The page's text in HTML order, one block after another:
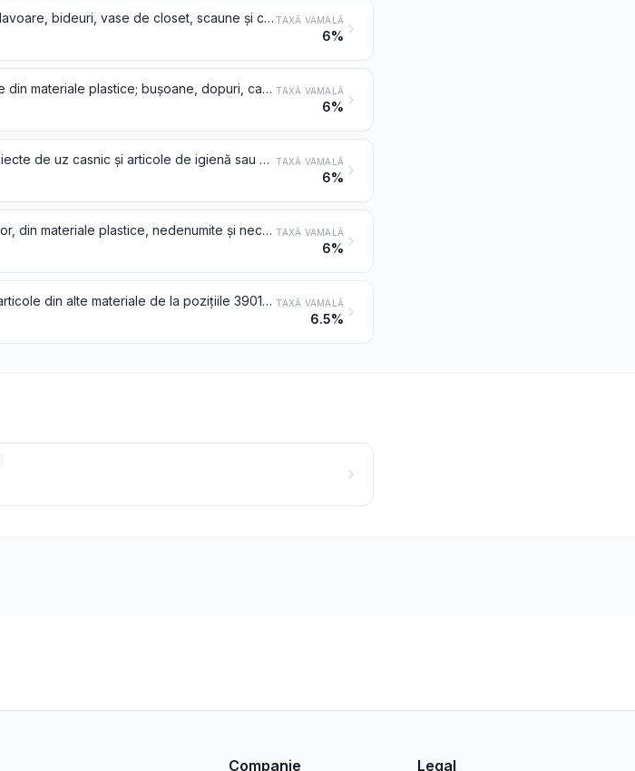
Căzi de baie, căzi de duș, chiuvete, lavoare, bideuri, vase de closet, scaune și capace pentru closete, rezervoare de apă și articole similare pentru utilizări sanitare sau igienice, din materiale plastice TAXĂ VAMALĂ
6%
Articole de transport sau de ambalare din materiale plastice; bușoane, dopuri, capace, capsule și alte dispozitive de închidere, din materiale plastice TAXĂ VAMALĂ
6%
Veselă, alte articole de menaj sau obiecte de uz casnic și articole de igienă sau de toaletă, din materiale plastice TAXĂ VAMALĂ
6%
Articole pentru echiparea construcțiilor, din materiale plastice, nedenumite și necuprinse în altă parte TAXĂ VAMALĂ
6%
Alte articole din materiale plastice și articole din alte materiale de la pozițiile 3901-3914 TAXĂ VAMALĂ
6.5%
Companie
Legal